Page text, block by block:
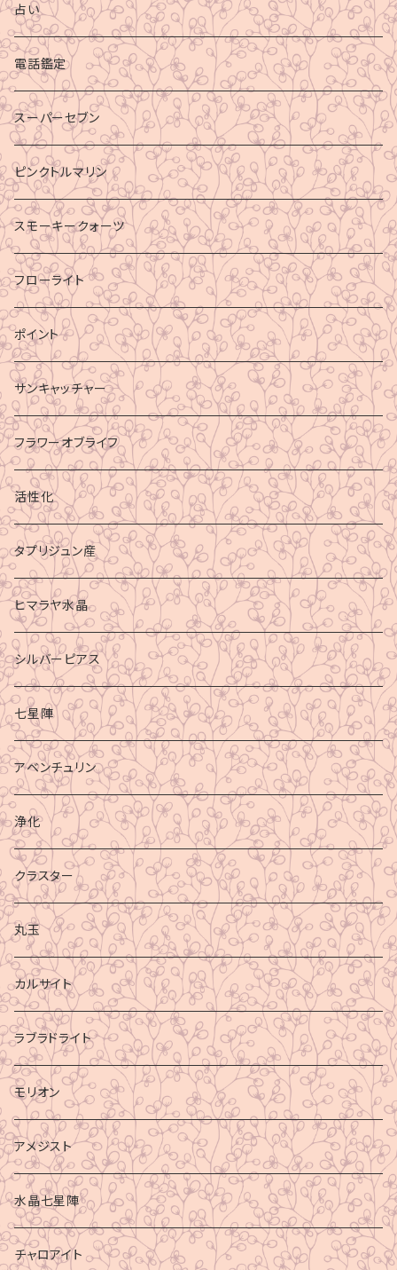
占い
電話鑑定
スーパーセブン
ピンクトルマリン
スモーキークォーツ
フローライト
ポイント
サンキャッチャー
フラワーオブライフ
活性化
タプリジュン産
ヒマラヤ水晶
シルバーピアス
七星陣
アベンチュリン
浄化
クラスター
丸玉
カルサイト
ラブラドライト
モリオン
アメジスト
水晶七星陣
チャロアイト